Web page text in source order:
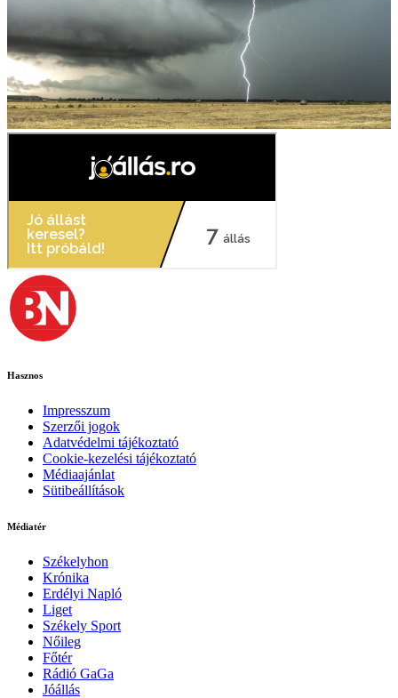
Hasznos
Impresszum
Szerzői jogok
Adatvédelmi tájékoztató
Cookie-kezelési tájékoztató
Médiaajánlat
Sütibeállítások
Médiatér
Székelyhon
Krónika
Erdélyi Napló
Liget
Székely Sport
Nőileg
Főtér
Rádió GaGa
Jóállás